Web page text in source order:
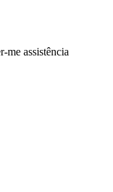
me assistência